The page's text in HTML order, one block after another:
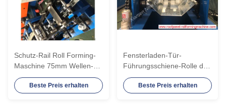
Schutz-Rail Roll Forming-
Maschine 75mm Wellen-
Cr12 mit CER Standard
Beste Preis erhalten
Fensterladen-Tür-
Führungsschiene-Rolle des
Blatt-Cr12, die Maschine
bildetBeste Preis erhalten